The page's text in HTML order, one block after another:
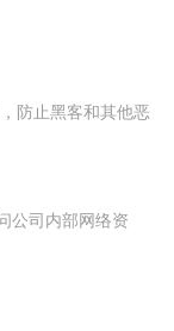
防止黑客和其他恶
公司内部网络资